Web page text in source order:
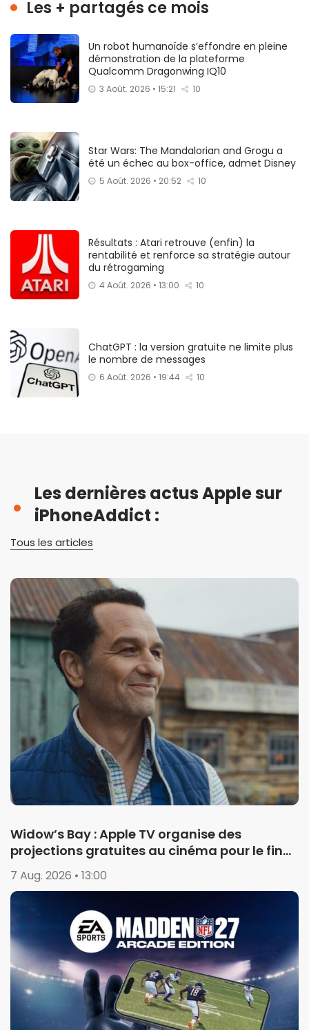
Les + partagés ce mois
Un robot humanoïde s’effondre en pleine
démonstration de la plateforme
Qualcomm Dragonwing IQ10
3 Août. 2026 • 15:21 10
Star Wars: The Mandalorian and Grogu a
été un échec au box-office, admet Disney
5 Août. 2026 • 20:52 10
Résultats : Atari retrouve (enfin) la
rentabilité et renforce sa stratégie autour
du rétrogaming
4 Août. 2026 • 13:00 10
ChatGPT : la version gratuite ne limite plus
le nombre de messages
6 Août. 2026 • 19:44 10
Les dernières actus Apple sur
iPhoneAddict :
Tous les articles
Widow’s Bay : Apple TV organise des
projections gratuites au cinéma pour le final
de la saison 1
7 Aug. 2026 • 13:00